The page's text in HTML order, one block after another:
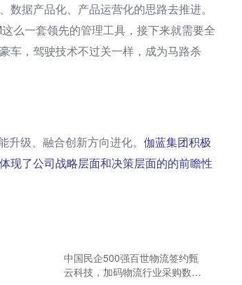
据产品化、产品运营化的思路去推进。
么一套领先的管理工具，接下来就需要全
车，驾驶技术不过关一样，成为马路杀
级、融合创新方向进化。 伽蓝集团积极
现了公司战略层面和决策层面的的前瞻性
中国民企500强百世物流签约甄
云科技，加码物流行业采购数字